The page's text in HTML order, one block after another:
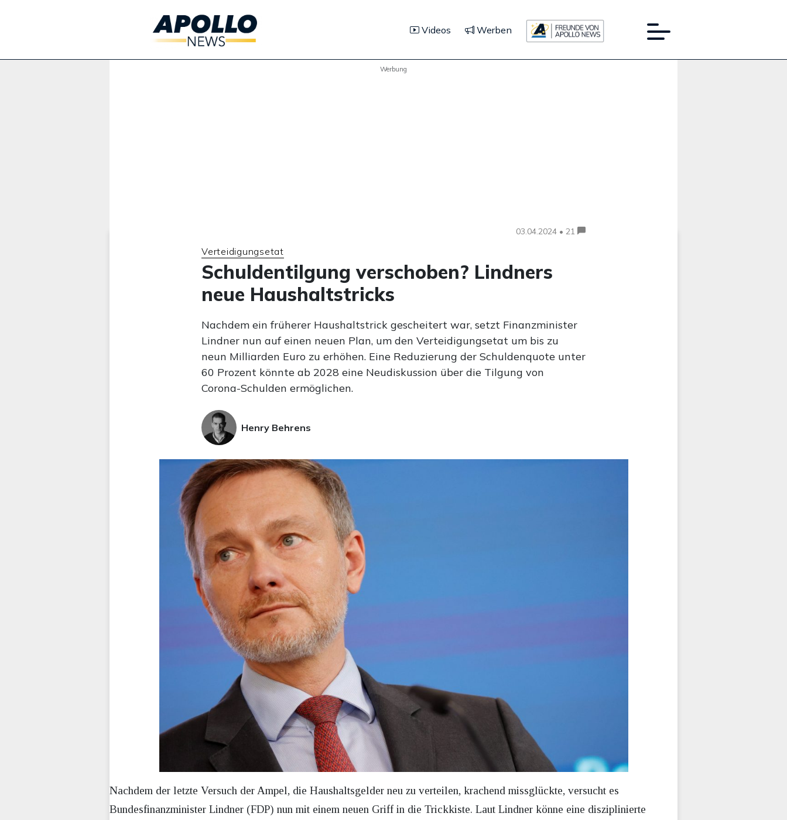
Videos Werben
Werbung
03.04.2024 • 21
Verteidigungsetat
Schuldentilgung verschoben? Lindners
neue Haushaltstricks
Nachdem ein früherer Haushaltstrick gescheitert war, setzt Finanzminister
Lindner nun auf einen neuen Plan, um den Verteidigungsetat um bis zu
neun Milliarden Euro zu erhöhen. Eine Reduzierung der Schuldenquote unter
60 Prozent könnte ab 2028 eine Neudiskussion über die Tilgung von
Corona-Schulden ermöglichen.
Henry Behrens
Nachdem der letzte Versuch der Ampel, die Haushaltsgelder neu zu verteilen, krachend missglückte, versucht es
Bundesfinanzminister Lindner (FDP) nun mit einem neuen Griff in die Trickkiste. Laut Lindner könne eine disziplinierte